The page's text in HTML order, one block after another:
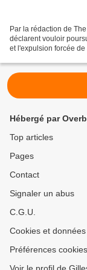
Par la rédaction de
déclarent vouloir
et l'expulsion forcée
Hébergé par
Top articles
Pages
Contact
Signaler un abus
C.G.U.
Cookies et
Préférences cookies